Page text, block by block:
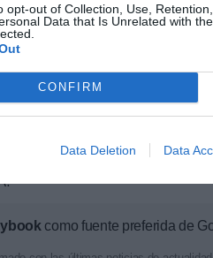
opt-out of Collection, Use,
Data that Is Unrelated with
CONFIRM
Data Deletion Data
Capital está
administradores de
ha asegurado Jeff
Capital desembarcó en
de la AD Alcorcón. Su
adquirió el club a
es copropietario del
como fuente preferida de